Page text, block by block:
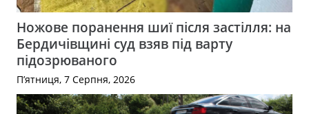
Ножове поранення шиї після застілля: на
Бердичівщині суд взяв під варту
підозрюваного
П’ятниця, 7 Серпня, 2026